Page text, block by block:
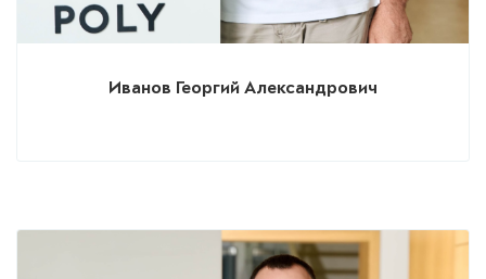
Иванов Георгий Александрович